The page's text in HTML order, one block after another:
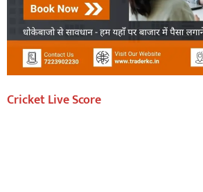
Cricket Live Score